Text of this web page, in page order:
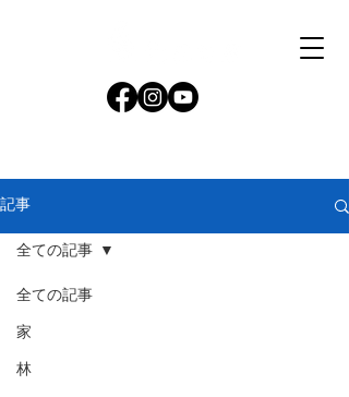
記事
全ての記事
家
林
全ての記事